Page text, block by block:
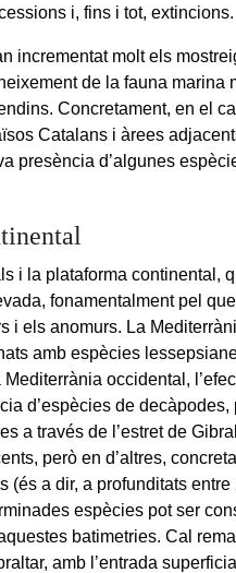
i, fins i tot, extincions.
incrementat molt els
de la fauna marina
Concretament, en el
Catalans i àrees
presència d’algunes
i la plataforma continental,
fonamentalment pel
i els anomurs. La
amb espècies
Mediterrània occidental,
d’espècies de decàpodes,
a través de l’estret de
però en d’altres,
(és a dir, a profunditats
espècies pot ser
batimetries. Cal
amb l’entrada